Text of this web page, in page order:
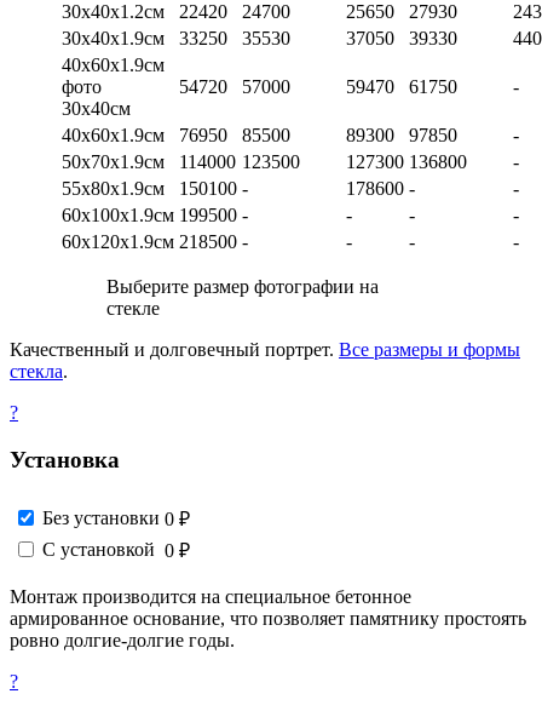
30х40х1.2см
22420 24700 25650 27930
30х40х1.9см
33250 35530 37050 39330
40х60х1.9см
фото
30х40см
54720 57000 59470 61750 -
40х60х1.9см 76950 85500 89300 97850
-
50х70х1.9см
114000 123500 127300 136800
-
55х80х1.9см
150100 - 178600 -
-
60х100х1.9см 199500 - - -
-
60х120х1.9см 218500 - - - -
Выберите размер фотографии на
стекле
Качественный и долговечный портрет. Все размеры и формы
стекла.
?
Установка
Без установки 0 ₽
С установкой 0 ₽
Монтаж производится на специальное бетонное
армированное основание, что позволяет памятнику простоять
ровно долгие-долгие годы.
?